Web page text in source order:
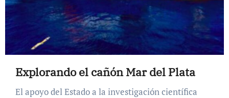
Explorando el cañón Mar del Plata
El apoyo del Estado a la investigación científica